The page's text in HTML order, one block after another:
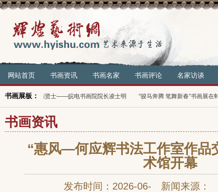
网站首页 书画资讯 书画名家 书画评论 名家访谈
书画展板：
书画院院长凌士明 “骏马奔腾 笔舞新春”书画展在蚌埠市举行 泷翔书画院
书画资讯
“惠风—何应辉书法工作室作品
术馆开幕
发布时间：2026-06- 新闻来源：